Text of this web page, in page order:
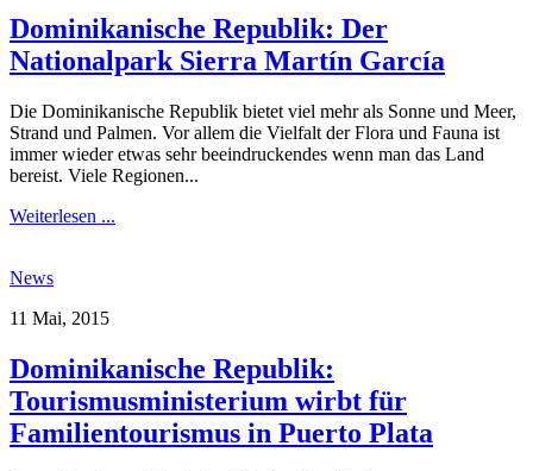
Dominikanische Republik: Der
Nationalpark Sierra Martín García
Die Dominikanische Republik bietet viel mehr als Sonne und Meer,
Strand und Palmen. Vor allem die Vielfalt der Flora und Fauna ist
immer wieder etwas sehr beeindruckendes wenn man das Land
bereist. Viele Regionen...
Weiterlesen ...
News
11 Mai, 2015
Dominikanische Republik:
Tourismusministerium wirbt für
Familientourismus in Puerto Plata